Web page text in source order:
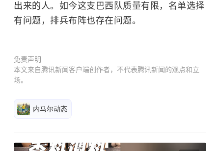
出来的人。如今这支巴西队质量有限，名单选择
有问题，排兵布阵也存在问题。
免责声明
本文来自腾讯新闻客户端创作者，不代表腾讯新闻的观点和立
场。
内马尔动态